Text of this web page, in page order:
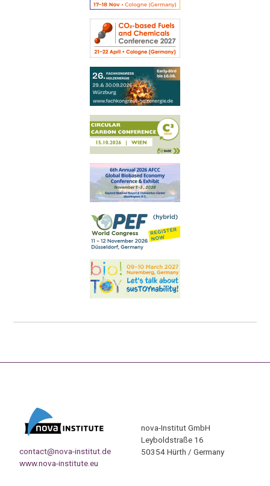
contact@nova-institut.de
www.nova-institute.eu
nova-Institut GmbH
Leyboldstraße 16
50354 Hürth / Germany